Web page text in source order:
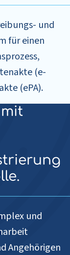
und
für einen
(e-
(ePA).
und
Angehörigen